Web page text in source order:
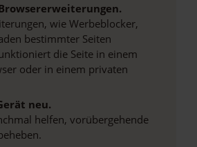
wie Werbeblocker,
bestimmter Seiten
die Seite in einem
oder in einem privaten
neu.
helfen, vorübergehende